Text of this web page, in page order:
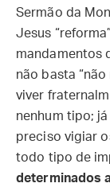
Sermão da
Jesus
mandamentos
não basta
viver
nenhum tipo;
preciso vigiar
todo tipo de
determinados